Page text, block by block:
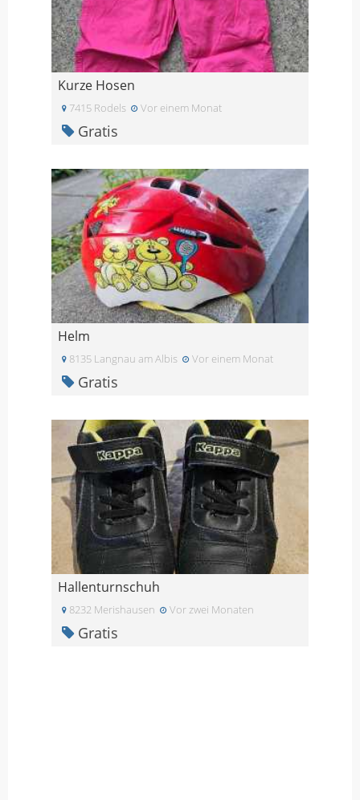
Kurze Hosen
7415 Rodels Vor einem Monat
Gratis
Helm
8135 Langnau am Albis Vor einem Monat
Gratis
Hallenturnschuh
8232 Merishausen Vor zwei Monaten
Gratis